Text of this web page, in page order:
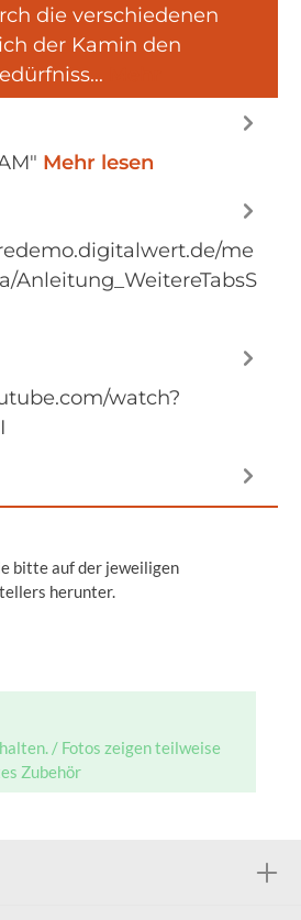
die verschiedenen
der Kamin den
Mehr lesen
me
Anleitung_WeitereTabsS
watch?
bitte auf der jeweiligen
herunter.
/ Fotos zeigen teilweise
Zubehör